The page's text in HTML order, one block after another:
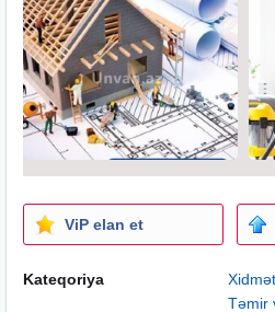
ViP elan et
Kateqoriya
Təmir